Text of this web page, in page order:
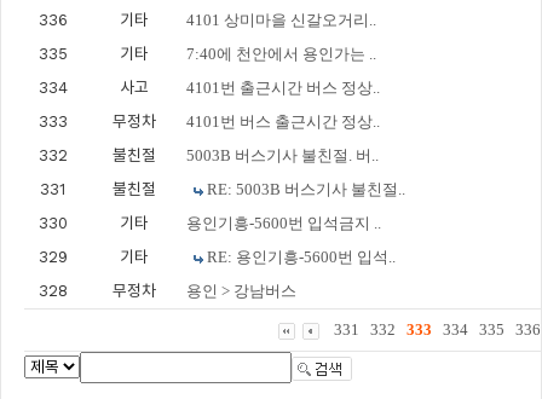
336
기타
4101 상미마을 신갈오거리..
335
기타
7:40에 천안에서 용인가는 ..
334
사고
4101번 출근시간 버스 정상..
333
무정차
4101번 버스 출근시간 정상..
332
불친절
5003B 버스기사 불친절. 버..
331
불친절
RE: 5003B 버스기사 불친절..
330
기타
용인기흥-5600번 입석금지 ..
329
기타
RE: 용인기흥-5600번 입석..
328
무정차 용인 > 강남버스
331 332 333 334 335 336